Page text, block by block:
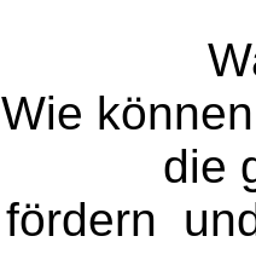
Wie
die
fördern